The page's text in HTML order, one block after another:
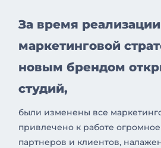
За время реализации
маркетинговой
новым брендом
студий,
были изменены все
привлечено к работе
партнеров и клиентов,